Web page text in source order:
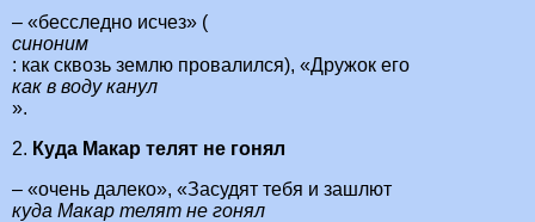
– «бесследно исчез» (
синоним
: как сквозь землю провалился), «Дружок его
как в воду канул
».
2. Куда Макар телят не гонял
– «очень далеко», «Засудят тебя и зашлют
куда Макар телят не гонял